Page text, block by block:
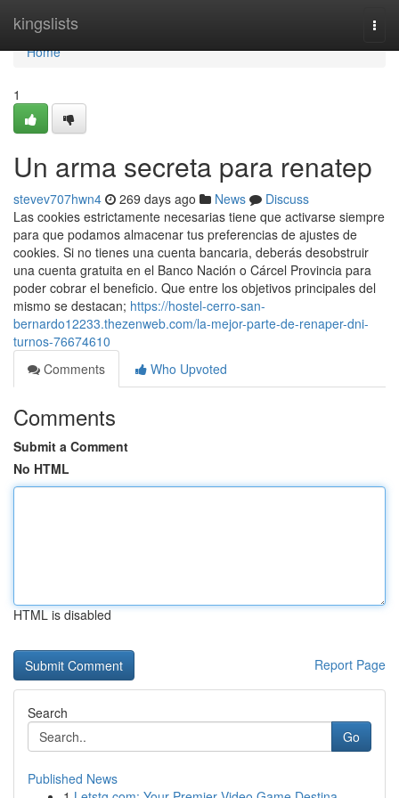
kingslists
Home
Home
1
Un arma secreta para renatep
stevev707hwn4 269 days ago News
Discuss
Las cookies estrictamente necesarias tiene que activarse siempre
para que podamos almacenar tus preferencias de ajustes de
cookies. Si no​ tienes una cuenta bancaria, deberás desobstruir
una cuenta ​gratuita en el Banco Nación o Cárcel Provincia para
poder cobrar el beneficio. Que entre los objetivos principales del
mismo se destacan; https://hostel-cerro-san-
bernardo12233.thezenweb.com/la-mejor-parte-de-renaper-dni-
turnos-76674610
Comments
Who Upvoted
Comments
Submit a Comment
No HTML
HTML is disabled
Report Page
Search
Go
Published News